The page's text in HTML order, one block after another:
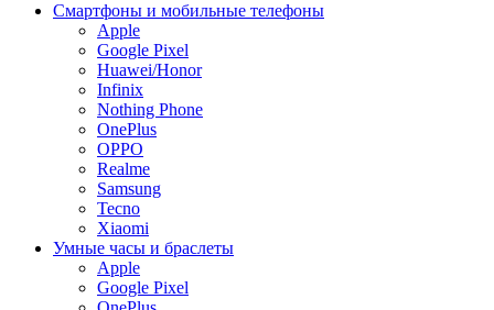
Смартфоны и мобильные телефоны
Apple
Google Pixel
Huawei/Honor
Infinix
Nothing Phone
OnePlus
OPPO
Realme
Samsung
Tecno
Xiaomi
Умные часы и браслеты
Apple
Google Pixel